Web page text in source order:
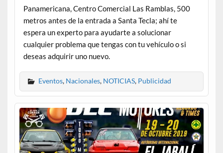
Panamericana, Centro Comercial Las Ramblas, 500
metros antes de la entrada a Santa Tecla; ahí te
espera un experto para ayudarte a solucionar
cualquier problema que tengas con tu vehículo o si
deseas adquirir uno nuevo.
Eventos, Nacionales, NOTICIAS, Publicidad